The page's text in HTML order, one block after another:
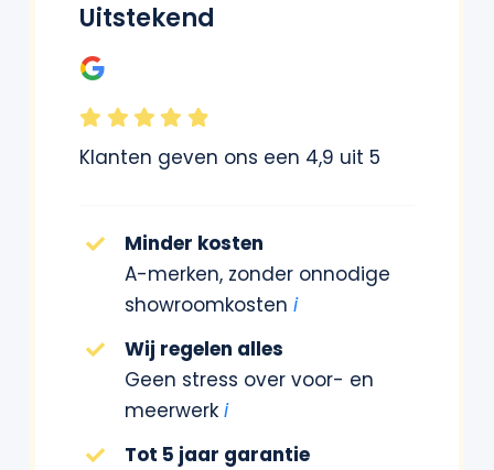
Uitstekend
Klanten geven ons een 4,9 uit 5
Minder kosten
A-merken, zonder onnodige
showroomkosten i
Wij regelen alles
Geen stress over voor- en
meerwerk i
Tot 5 jaar garantie